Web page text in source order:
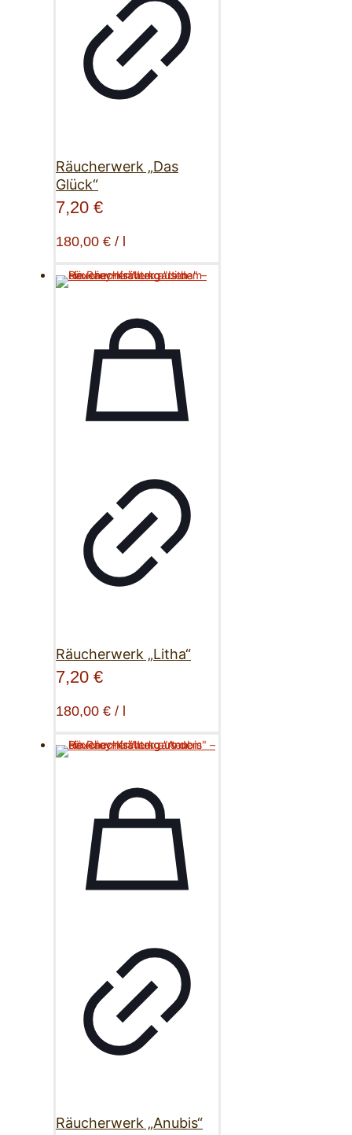
Räucherwerk „Das
Glück“
7,20 €
180,00 € /
Räucherwerk „Litha“
7,20 €
180,00 € / l
Räucherwerk „Anubis“